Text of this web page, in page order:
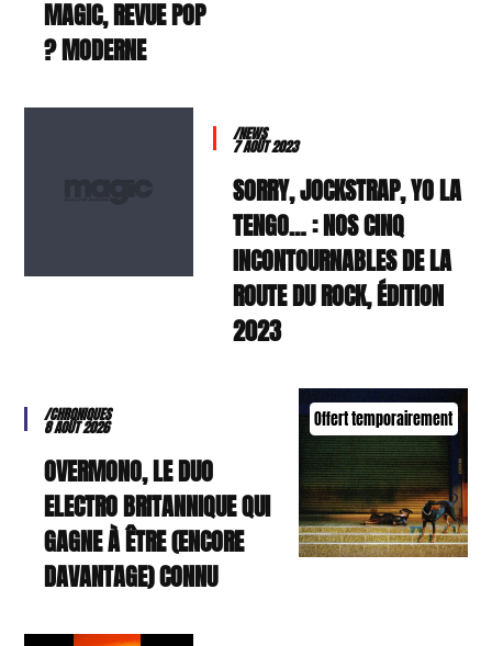
MAGIC, REVUE POP
MODERNE ?
/NEWS
7 AOÛT 2023
SORRY, JOCKSTRAP, YO LA
TENGO… : NOS CINQ
INCONTOURNABLES DE LA
ROUTE DU ROCK, ÉDITION
2023
Offert temporairement
/CHRONIQUES
8 AOÛT 2026
OVERMONO, LE DUO
ELECTRO BRITANNIQUE QUI
GAGNE À ÊTRE (ENCORE
DAVANTAGE) CONNU